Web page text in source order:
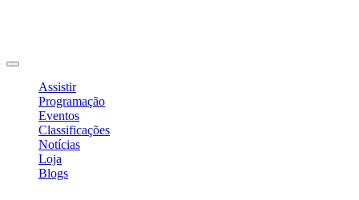
Assistir
Programação
Eventos
Classificações
Notícias
Loja
Blogs